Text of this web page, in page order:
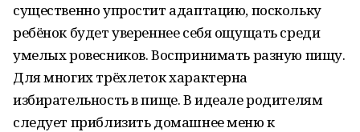
существенно упростит адаптацию, поскольку
ребёнок будет увереннее себя ощущать среди
умелых ровесников. Воспринимать разную пищу.
Для многих трёхлеток характерна
избирательность в пище. В идеале родителям
следует приблизить домашнее меню к